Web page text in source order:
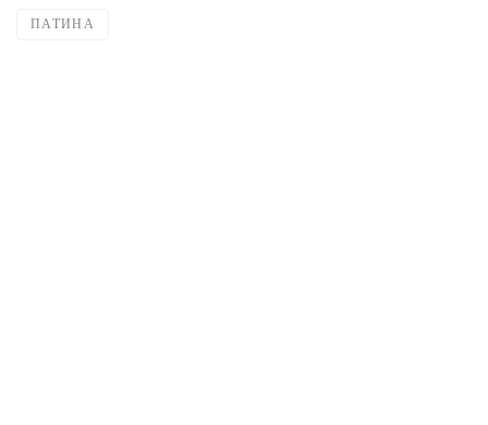
ПАТИНА